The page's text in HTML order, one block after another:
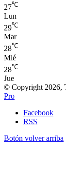
27℃
Lun
29℃
Mar
28℃
Mié
28℃
Jue
© Copyright 2026,
Pro
Facebook
RSS
Botón volver arriba